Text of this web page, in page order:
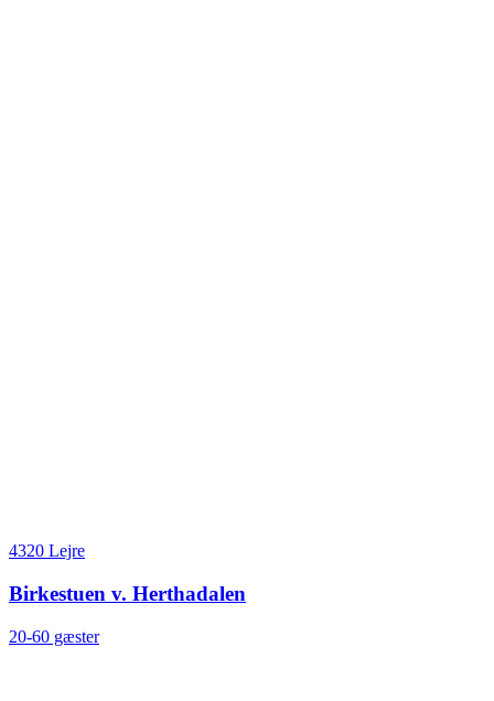
4320 Lejre
Birkestuen v. Herthadalen
20-60 gæster